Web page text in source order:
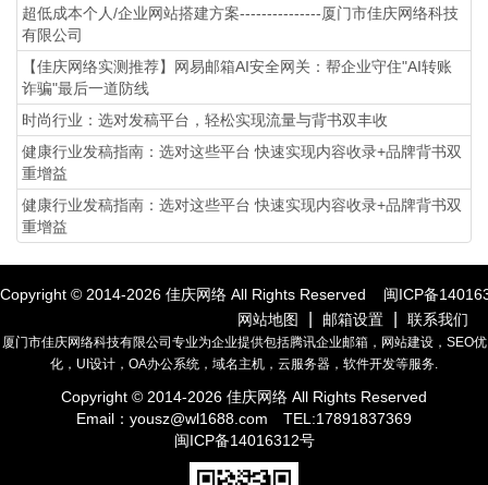
超低成本个人/企业网站搭建方案---------------厦门市佳庆网络科技
有限公司
【佳庆网络实测推荐】网易邮箱AI安全网关：帮企业守住"AI转账
诈骗"最后一道防线
时尚行业：选对发稿平台，轻松实现流量与背书双丰收
健康行业发稿指南：选对这些平台 快速实现内容收录+品牌背书双
重增益
健康行业发稿指南：选对这些平台 快速实现内容收录+品牌背书双
重增益
Copyright © 2014-2026 佳庆网络 All Rights Reserved 闽ICP备
网站地图
邮箱设置 联系我们
厦门市佳庆网络科技有限公司专业为企业提供包括腾讯企业邮箱，网站建设，SEO优
化，UI设计，OA办公系统，域名主机，云服务器，软件开发等服务.
Copyright © 2014-2026 佳庆网络 All Rights Reserved
Email： yousz@wl1688.com
TEL:17891837369
闽ICP备14016312号